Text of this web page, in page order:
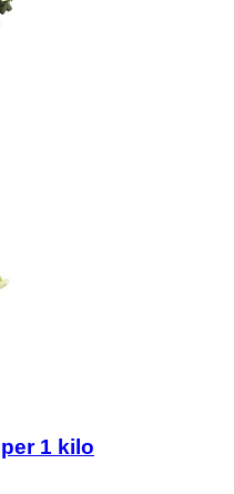
1 kilo